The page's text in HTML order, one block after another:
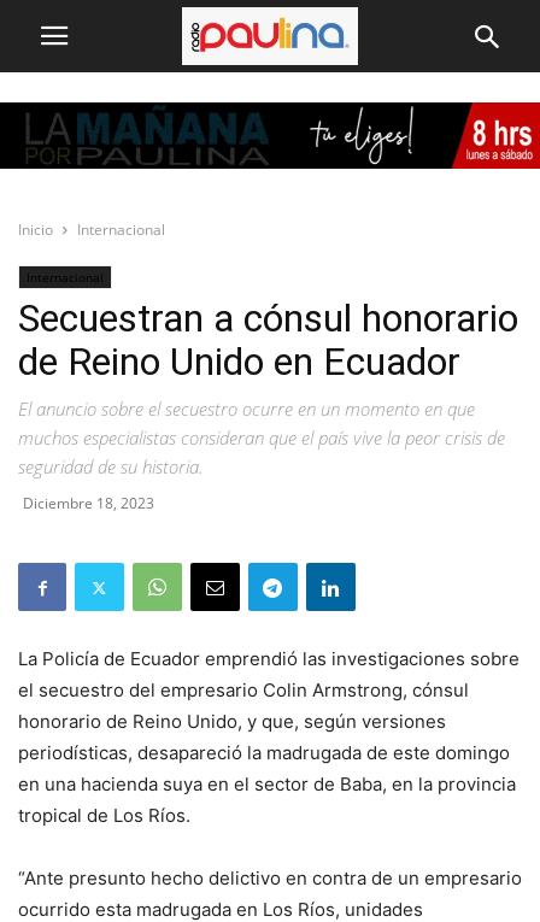
Inicio Internacional
Internacional
Secuestran a cónsul honorario
de Reino Unido en Ecuador
El anuncio sobre el secuestro ocurre en un momento en que
muchos especialistas consideran que el país vive la peor crisis de
seguridad de su historia.
Diciembre 18, 2023
La Policía de Ecuador emprendió las investigaciones sobre
el secuestro del empresario Colin Armstrong, cónsul
honorario de Reino Unido, y que, según versiones
periodísticas, desapareció la madrugada de este domingo
en una hacienda suya en el sector de Baba, en la provincia
tropical de Los Ríos.
“Ante presunto hecho delictivo en contra de un empresario
ocurrido esta madrugada en Los Ríos, unidades